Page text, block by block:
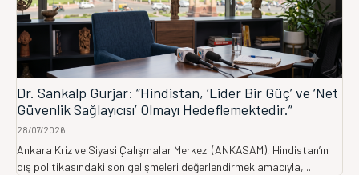
Dr. Sankalp Gurjar: “Hindistan, ‘Lider Bir Güç’ ve ‘Net
Güvenlik Sağlayıcısı’ Olmayı Hedeflemektedir.”
28/07/2026
Ankara Kriz ve Siyasi Çalışmalar Merkezi (ANKASAM), Hindistan’ın
dış politikasındaki son gelişmeleri değerlendirmek amacıyla,...